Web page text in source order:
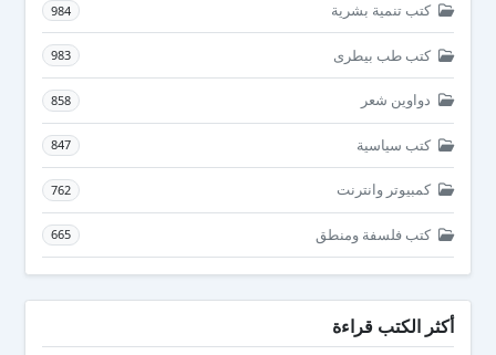
كتب تنمية بشرية 984
كتب طب بيطرى 983
دواوين شعر 858
كتب سياسية 847
كمبيوتر وانترنت 762
كتب فلسفة ومنطق 665
أكثر الكتب قراءة